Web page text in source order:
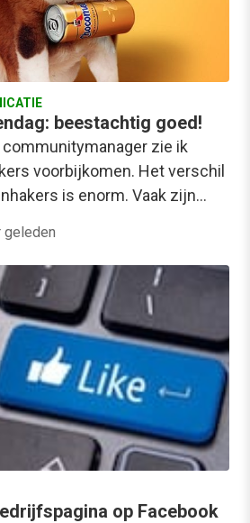
beestachtig goed!
zie ik
voorbijkomen. Het verschil
is enorm. Vaak zijn…
geleden
op Facebook